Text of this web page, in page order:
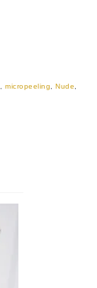
,micropeeling ,Nude